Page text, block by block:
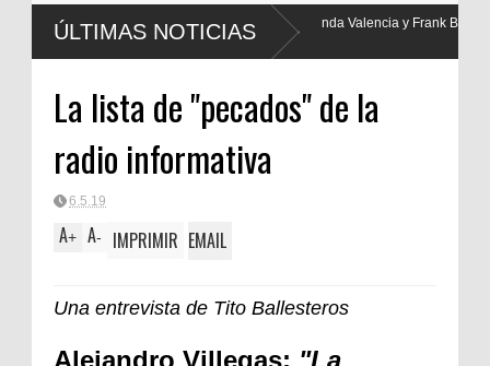
ÚLTIMAS NOTICIAS
y Frank Blanco regresan a
La lista de "pecados" de la
radio informativa
6.5.19
A+ A- IMPRIMIR EMAIL
Una entrevista de Tito Ballesteros